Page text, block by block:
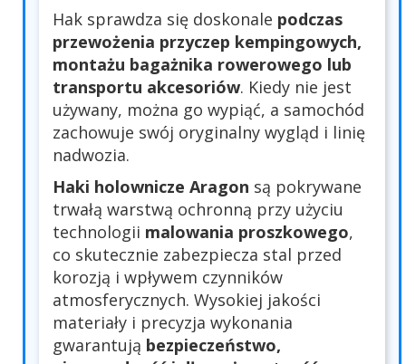
Hak sprawdza się doskonale podczas
przewożenia przyczep kempingowych,
montażu bagażnika rowerowego lub
transportu akcesoriów. Kiedy nie jest
używany, można go wypiąć, a samochód
zachowuje swój oryginalny wygląd i linię
nadwozia.
Haki holownicze Aragon są pokrywane
trwałą warstwą ochronną przy użyciu
technologii malowania proszkowego,
co skutecznie zabezpiecza stal przed
korozją i wpływem czynników
atmosferycznych. Wysokiej jakości
materiały i precyzja wykonania
gwarantują bezpieczeństwo,